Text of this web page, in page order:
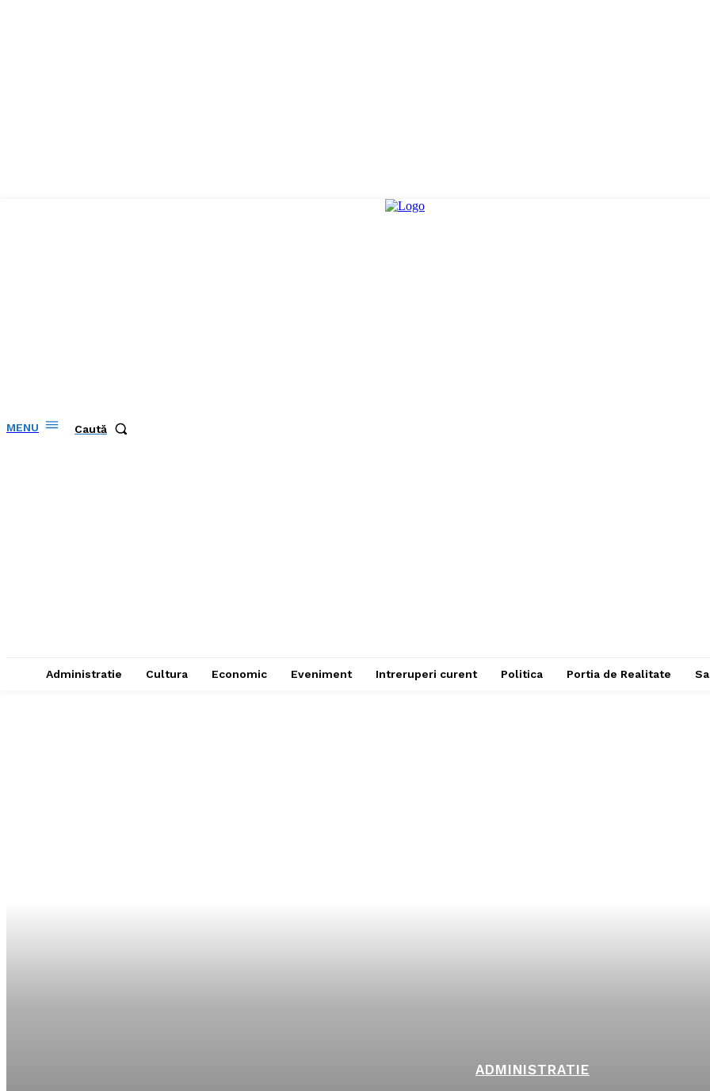
MENU Caută
Administratie Cultura Economic Eveniment Intreruperi curent Politica Portia de Realitate
ADMINISTRATIE